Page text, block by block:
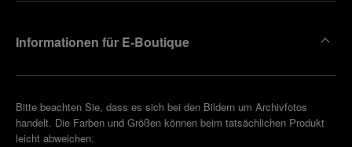
Informationen für E-Boutique
Bitte beachten Sie, dass es sich bei den Bildern um Archivfotos
handelt. Die Farben und Größen können beim tatsächlichen Produkt
leicht abweichen.